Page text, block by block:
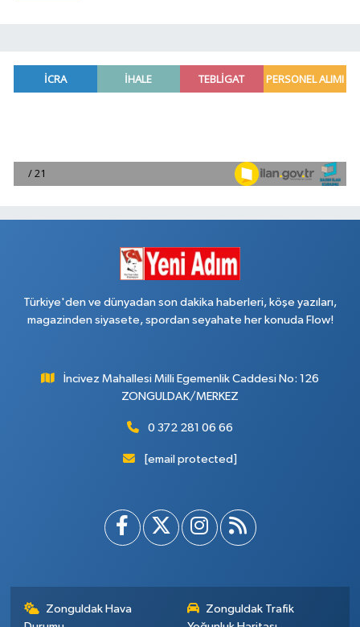
Türkiye'den ve dünyadan son dakika haberleri, köşe yazıları,
magazinden siyasete, spordan seyahate her konuda Flow!
İncivez Mahallesi Milli Egemenlik Caddesi No: 126
ZONGULDAK/MERKEZ
0 372 281 06 66
[email protected]
Zonguldak Hava
Zonguldak Trafik